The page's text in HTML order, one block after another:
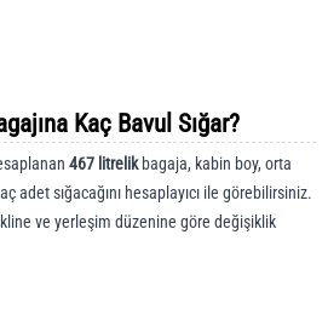
Kaç Bavul Sığar?
467 litrelikbagaja, kabin boy, orta
adet sığacağını hesaplayıcı ile görebilirsiniz.
ve yerleşim düzenine göre değişiklik